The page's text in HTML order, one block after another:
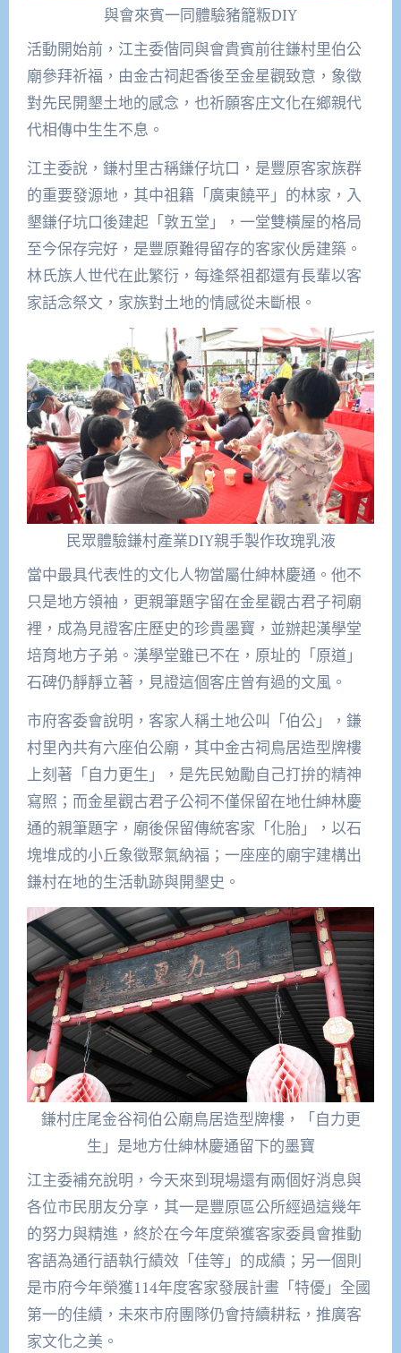
與會來賓一同體驗豬籠粄DIY
活動開始前，江主委偕同與會貴賓前往鎌村里伯公
廟參拜祈福，由金古祠起香後至金星觀致意，象徵
對先民開墾土地的感念，也祈願客庄文化在鄉親代
代相傳中生生不息。
江主委說，鎌村里古稱鎌仔坑口，是豐原客家族群
的重要發源地，其中祖籍「廣東饒平」的林家，入
墾鎌仔坑口後建起「敦五堂」，一堂雙橫屋的格局
至今保存完好，是豐原難得留存的客家伙房建築。
林氏族人世代在此繁衍，每逢祭祖都還有長輩以客
家話念祭文，家族對土地的情感從未斷根。
民眾體驗鎌村產業DIY親手製作玫瑰乳液
當中最具代表性的文化人物當屬仕紳林慶通。他不
只是地方領袖，更親筆題字留在金星觀古君子祠廟
裡，成為見證客庄歷史的珍貴墨寶，並辦起漢學堂
培育地方子弟。漢學堂雖已不在，原址的「原道」
石碑仍靜靜立著，見證這個客庄曾有過的文風。
市府客委會說明，客家人稱土地公叫「伯公」，鎌
村里內共有六座伯公廟，其中金古祠鳥居造型牌樓
上刻著「自力更生」，是先民勉勵自己打拚的精神
寫照；而金星觀古君子公祠不僅保留在地仕紳林慶
通的親筆題字，廟後保留傳統客家「化胎」，以石
塊堆成的小丘象徵聚氣納福；一座座的廟宇建構出
鎌村在地的生活軌跡與開墾史。
鎌村庄尾金谷祠伯公廟鳥居造型牌樓，「自力更
生」是地方仕紳林慶通留下的墨寶
江主委補充說明，今天來到現場還有兩個好消息與
各位市民朋友分享，其一是豐原區公所經過這幾年
的努力與精進，終於在今年度榮獲客家委員會推動
客語為通行語執行績效「佳等」的成績；另一個則
是市府今年榮獲114年度客家發展計畫「特優」全國
第一的佳績，未來市府團隊仍會持續耕耘，推廣客
家文化之美。